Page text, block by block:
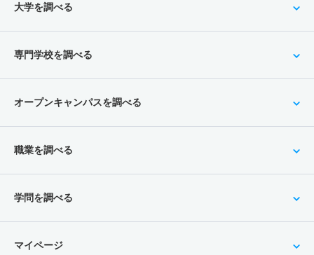
大学を調べる
専門学校を調べる
オープンキャンパスを調べる
職業を調べる
学問を調べる
マイページ